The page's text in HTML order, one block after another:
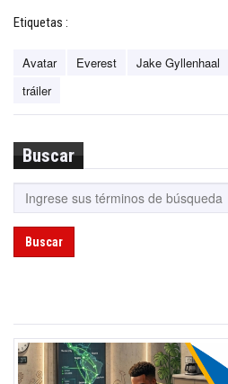
Etiquetas :
Avatar Everest Jake Gyllenhaal
tráiler
Buscar
Buscar